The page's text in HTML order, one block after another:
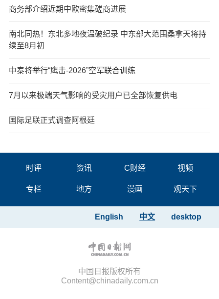
商务部介绍近期中欧密集磋商进展
南北同热！东北多地夜温破纪录 中东部大范围桑拿天将持
续至8月初
中泰将举行“鹰击-2026”空军联合训练
7月以来极端天气影响的受灾用户已全部恢复供电
国际足联正式调查阿根廷
时评 资讯 C财经 视频
专栏 地方 漫画 观天下
desktop
中文
English
中国日报版权所有
Content@chinadaily.com.cn